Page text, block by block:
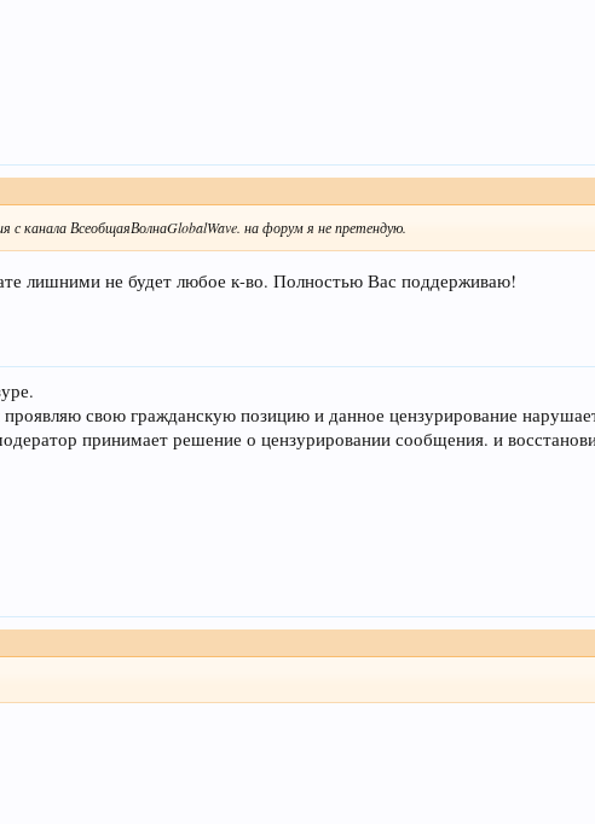
с канала ВсеобщаяВолнаGlobalWave. на форум я не претендую.
лишними не будет любое к-во. Полностью Вас поддерживаю!
свою гражданскую позицию и данное цензурирование
принимает решение о цензурировании сообщения. и